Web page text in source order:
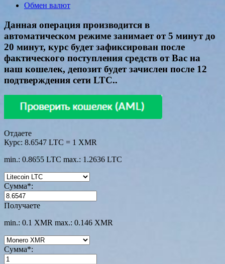
Обмен валют
Данная операция производится в
автоматическом режиме занимает от 5 минут до
20 минут, курс будет зафиксирован после
фактического поступления средств от Вас на
наш кошелек, депозит будет зачислен после 12
подтверждения сети LTC..
Отдаете
Курс: 8.6547 LTC = 1 XMR
min.: 0.8655 LTC max.: 1.2636 LTC
Сумма*:
Получаете
min.: 0.1 XMR max.: 0.146 XMR
Сумма*: